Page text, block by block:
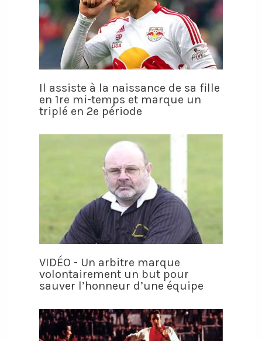
Il assiste à la naissance de sa fille
en 1re mi-temps et marque un
triplé en 2e période
VIDÉO - Un arbitre marque
volontairement un but pour
sauver l’honneur d’une équipe